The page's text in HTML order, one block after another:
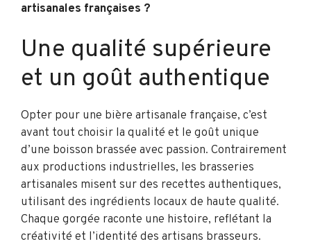
artisanales françaises ?
Une qualité supérieure
et un goût authentique
Opter pour une bière artisanale française, c’est
avant tout choisir la qualité et le goût unique
d’une boisson brassée avec passion. Contrairement
aux productions industrielles, les brasseries
artisanales misent sur des recettes authentiques,
utilisant des ingrédients locaux de haute qualité.
Chaque gorgée raconte une histoire, reflétant la
créativité et l’identité des artisans brasseurs.